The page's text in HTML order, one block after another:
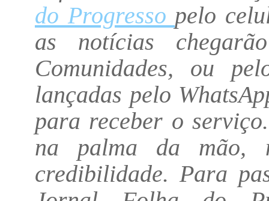
do Progresso pelo
as notícias
Comunidades, ou
lançadas pelo
para receber o
na palma da mão,
credibilidade. Para